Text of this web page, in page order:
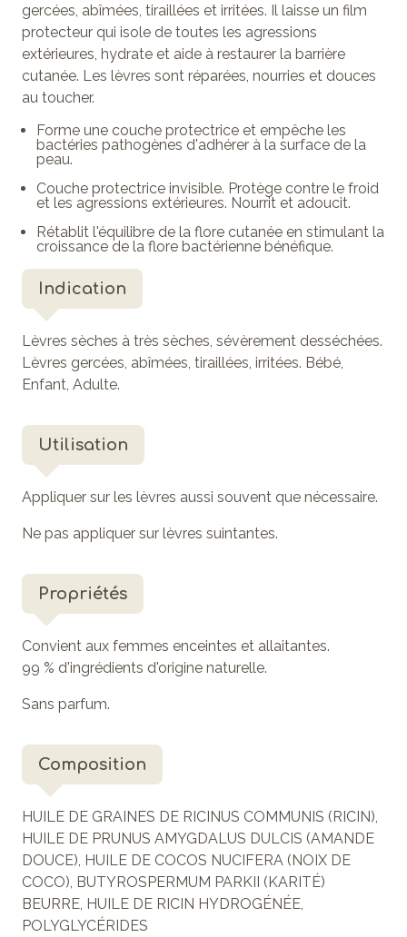
gercées, abîmées, tiraillées et irritées. Il laisse un film
protecteur qui isole de toutes les agressions
extérieures, hydrate et aide à restaurer la barrière
cutanée. Les lèvres sont réparées, nourries et douces
au toucher.
Forme une couche protectrice et empêche les
bactéries pathogènes d'adhérer à la surface de la
peau.
Couche protectrice invisible. Protège contre le froid
et les agressions extérieures. Nourrit et adoucit.
Rétablit l'équilibre de la flore cutanée en stimulant la
croissance de la flore bactérienne bénéfique.
Indication
Lèvres sèches à très sèches, sévèrement desséchées.
Lèvres gercées, abîmées, tiraillées, irritées. Bébé,
Enfant, Adulte.
Utilisation
Appliquer sur les lèvres aussi souvent que nécessaire.
Ne pas appliquer sur lèvres suintantes.
Propriétés
Convient aux femmes enceintes et allaitantes.
99 % d'ingrédients d'origine naturelle.
Sans parfum.
Composition
HUILE DE GRAINES DE RICINUS COMMUNIS (RICIN),
HUILE DE PRUNUS AMYGDALUS DULCIS (AMANDE
DOUCE), HUILE DE COCOS NUCIFERA (NOIX DE
COCO), BUTYROSPERMUM PARKII (KARITÉ)
BEURRE, HUILE DE RICIN HYDROGÉNÉE,
POLYGLYCÉRIDES